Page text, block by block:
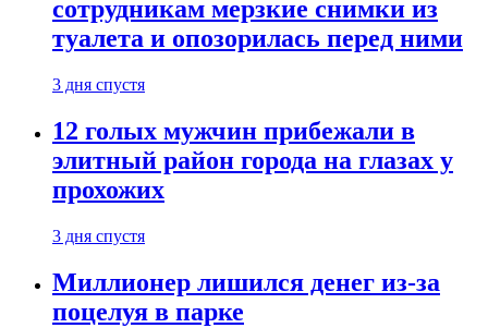
сотрудникам мерзкие снимки из
туалета и опозорилась перед ними
3 дня спустя
12 голых мужчин прибежали в
элитный район города на глазах у
прохожих
3 дня спустя
Миллионер лишился денег из-за
поцелуя в парке